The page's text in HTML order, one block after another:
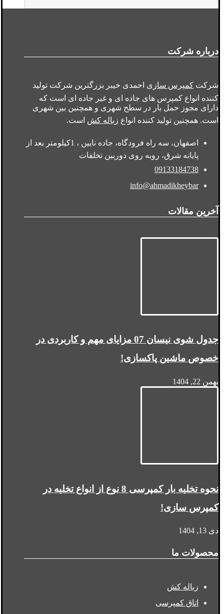
درباره شرکت
شرکت کمپرس سازی احمدی خیبر بزرگترین شرکت تولید
کننده انواع کمپرس های جاده ای و غیر جاده ای است که
دارای مجوز حمل بار در سطح شهری و همچنین بین شهری
است. همچنین تولید کننده انواع زباله کش است.
اصفهان، سه راه فرودگاه، جاده نایین ، 1کیلومتر بعد از
پایانه شرق، روبه روی دوربین تخلفات
09133184738
info@ahmadikheybar
آخرین مقالات
جدول شوی نیسان 07 مزایای مهم و کاربردی در
خصوص ماشین پاکسازی!
بهمن 22, 1404
نحوه تخلیه بار کمپرسی 8 نوع از انواع تخلیه در
کمپرس سازی!
دی 13, 1404
محصولات ما
زباله کش
اتاق کمپرسی